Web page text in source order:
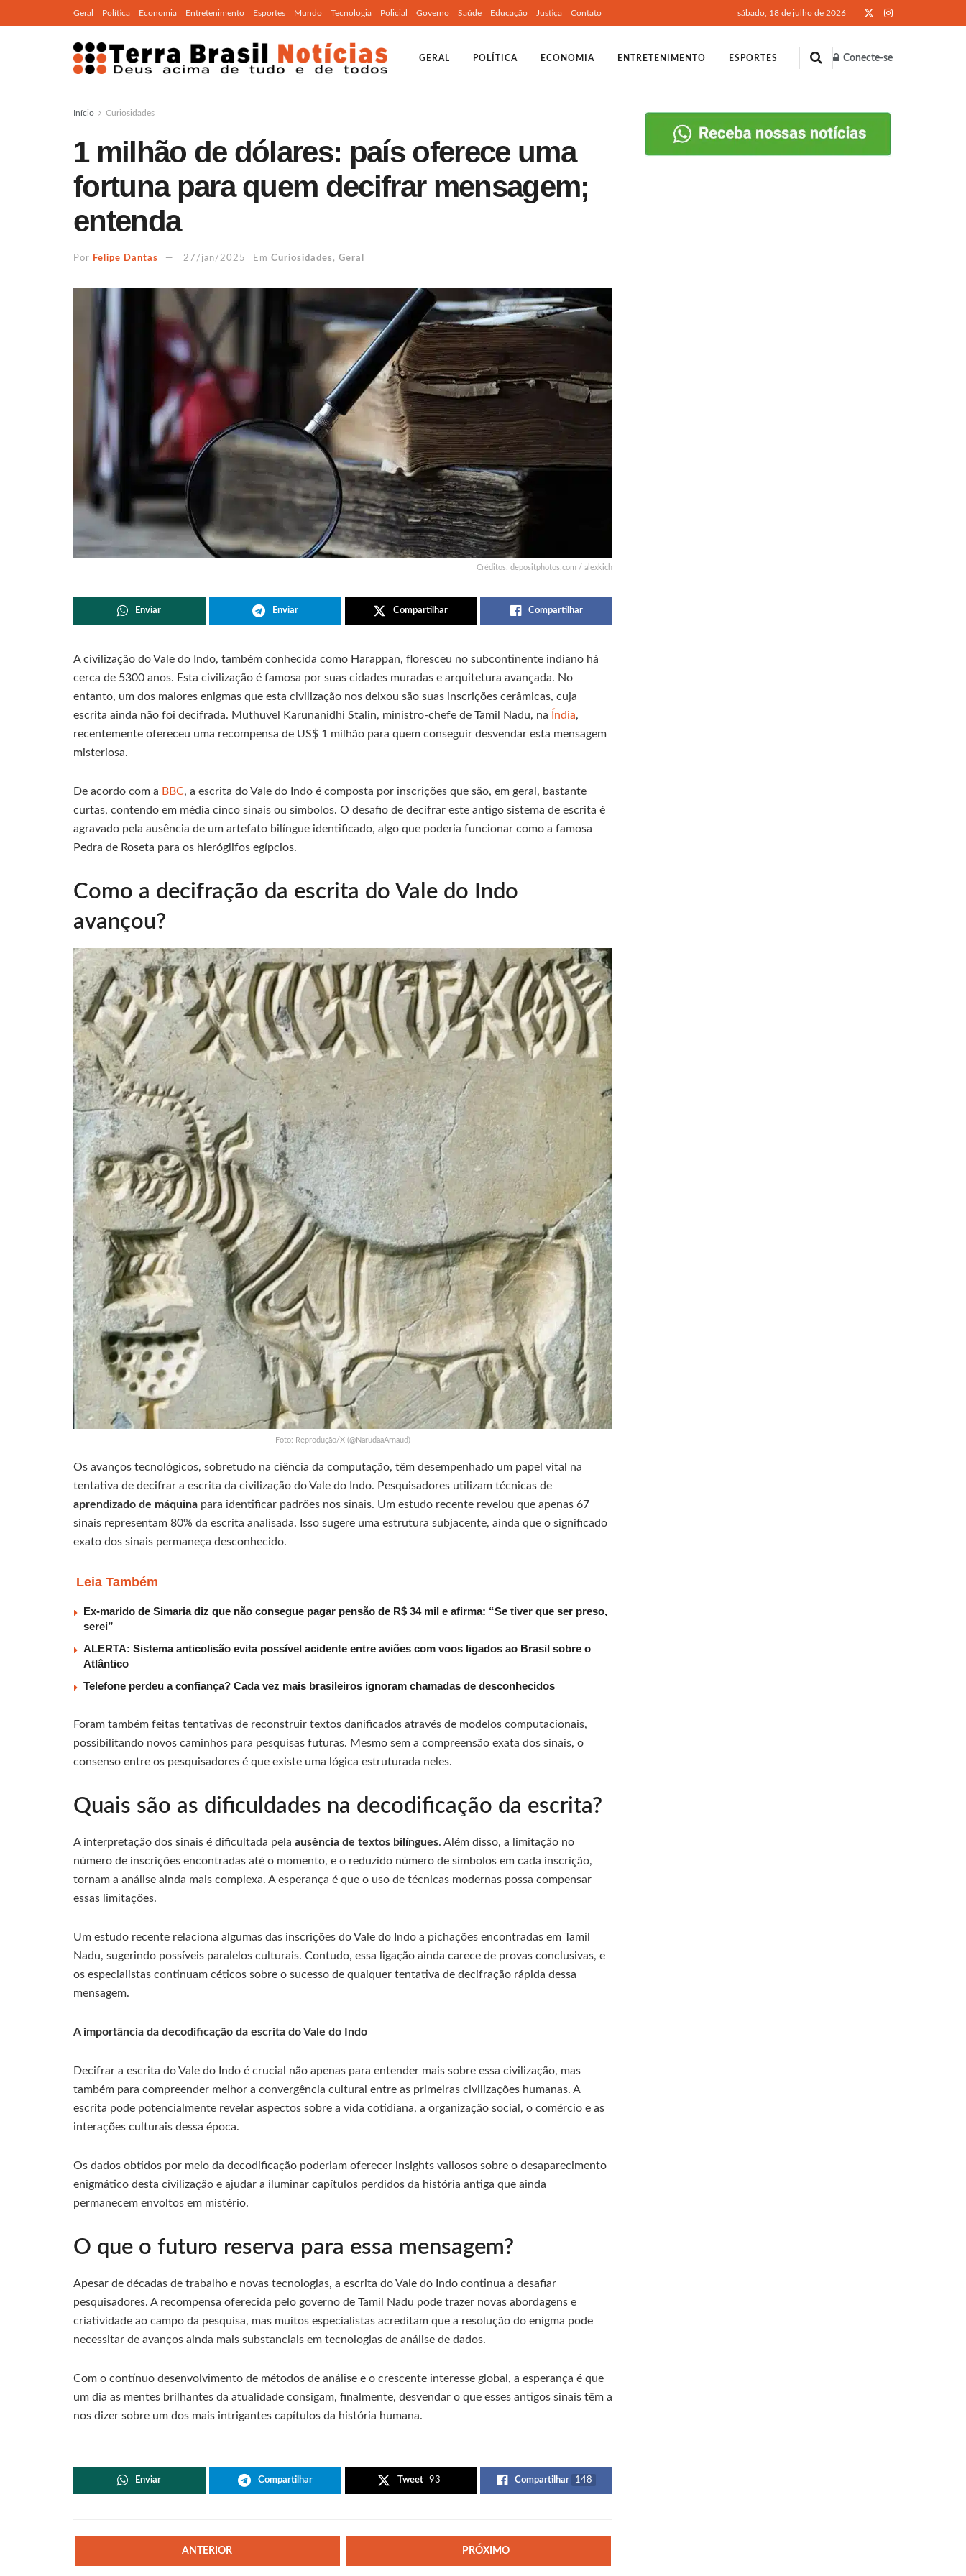
Geral Política Economia Entretenimento Esportes Mundo Tecnologia Policial Governo Saúde Educação Justiça Contato sábado, 18 de julho de 2026
GERAL POLÍTICA ECONOMIA ENTRETENIMENTO ESPORTES Conecte-se
Início Curiosidades
1 milhão de dólares: país oferece uma
fortuna para quem decifrar mensagem;
entenda
Por Felipe Dantas 27/jan/2025 Em Curiosidades , Geral
Créditos: depositphotos.com / alexkich
Enviar Enviar Compartilhar Compartilhar
A civilização do Vale do Indo, também conhecida como Harappan, floresceu no subcontinente indiano há
cerca de 5300 anos. Esta civilização é famosa por suas cidades muradas e arquitetura avançada. No
entanto, um dos maiores enigmas que esta civilização nos deixou são suas inscrições cerâmicas, cuja
escrita ainda não foi decifrada. Muthuvel Karunanidhi Stalin, ministro-chefe de Tamil Nadu, na
Índia,
recentemente ofereceu uma recompensa de US$ 1 milhão para quem conseguir desvendar esta mensagem
misteriosa.
De acordo com a BBC, a escrita do Vale do Indo é composta por inscrições que são, em geral, bastante
curtas, contendo em média cinco sinais ou símbolos. O desafio de decifrar este antigo sistema de escrita é
agravado pela ausência de um artefato bilíngue identificado, algo que poderia funcionar como a famosa
Pedra de Roseta para os hieróglifos egípcios.
Como a decifração da escrita do Vale do Indo
avançou?
Foto: Reprodução/X (@NarudaaArnaud)
Os avanços tecnológicos, sobretudo na ciência da computação, têm desempenhado um papel vital na
tentativa de decifrar a escrita da civilização do Vale do Indo. Pesquisadores utilizam técnicas de
aprendizado de máquina para identificar padrões nos sinais. Um estudo recente revelou que apenas 67
sinais representam 80% da escrita analisada. Isso sugere uma estrutura subjacente, ainda que o significado
exato dos sinais permaneça desconhecido.
Leia Também
Ex-marido de Simaria diz que não consegue pagar pensão de R$ 34 mil e afirma: “Se tiver que ser preso,
serei”
ALERTA: Sistema anticolisão evita possível acidente entre aviões com voos ligados ao Brasil sobre o
Atlântico
Telefone perdeu a confiança? Cada vez mais brasileiros ignoram chamadas de desconhecidos
Foram também feitas tentativas de reconstruir textos danificados através de modelos computacionais,
possibilitando novos caminhos para pesquisas futuras. Mesmo sem a compreensão exata dos sinais, o
consenso entre os pesquisadores é que existe uma lógica estruturada neles.
Quais são as dificuldades na decodificação da escrita?
A interpretação dos sinais é dificultada pela ausência de textos bilíngues. Além disso, a limitação no
número de inscrições encontradas até o momento, e o reduzido número de símbolos em cada inscrição,
tornam a análise ainda mais complexa. A esperança é que o uso de técnicas modernas possa compensar
essas limitações.
Um estudo recente relaciona algumas das inscrições do Vale do Indo a pichações encontradas em Tamil
Nadu, sugerindo possíveis paralelos culturais. Contudo, essa ligação ainda carece de provas conclusivas, e
os especialistas continuam céticos sobre o sucesso de qualquer tentativa de decifração rápida dessa
mensagem.
A importância da decodificação da escrita do Vale do Indo
Decifrar a escrita do Vale do Indo é crucial não apenas para entender mais sobre essa civilização, mas
também para compreender melhor a convergência cultural entre as primeiras civilizações humanas. A
escrita pode potencialmente revelar aspectos sobre a vida cotidiana, a organização social, o comércio e as
interações culturais dessa época.
Os dados obtidos por meio da decodificação poderiam oferecer insights valiosos sobre o desaparecimento
enigmático desta civilização e ajudar a iluminar capítulos perdidos da história antiga que ainda
permanecem envoltos em mistério.
O que o futuro reserva para essa mensagem?
Apesar de décadas de trabalho e novas tecnologias, a escrita do Vale do Indo continua a desafiar
pesquisadores. A recompensa oferecida pelo governo de Tamil Nadu pode trazer novas abordagens e
criatividade ao campo da pesquisa, mas muitos especialistas acreditam que a resolução do enigma pode
necessitar de avanços ainda mais substanciais em tecnologias de análise de dados.
Com o contínuo desenvolvimento de métodos de análise e o crescente interesse global, a esperança é que
um dia as mentes brilhantes da atualidade consigam, finalmente, desvendar o que esses antigos sinais têm a
nos dizer sobre um dos mais intrigantes capítulos da história humana.
Enviar Compartilhar Tweet 93 Compartilhar 148
ANTERIOR PRÓXIMO